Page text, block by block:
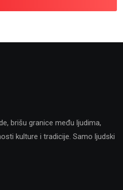
brišu granice među ljudima,
kulture i tradicije. Samo ljudski